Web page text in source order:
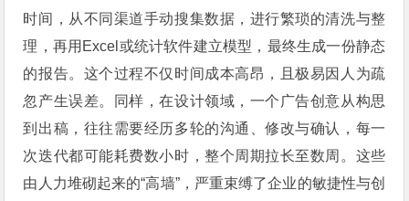
时间，从不同渠道手动搜集数据，进行繁琐的清洗与整
理，再用Excel或统计软件建立模型，最终生成一份静态
的报告。这个过程不仅时间成本高昂，且极易因人为疏
忽产生误差。同样，在设计领域，一个广告创意从构思
到出稿，往往需要经历多轮的沟通、修改与确认，每一
次迭代都可能耗费数小时，整个周期拉长至数周。这些
由人力堆砌起来的“高墙”，严重束缚了企业的敏捷性与创